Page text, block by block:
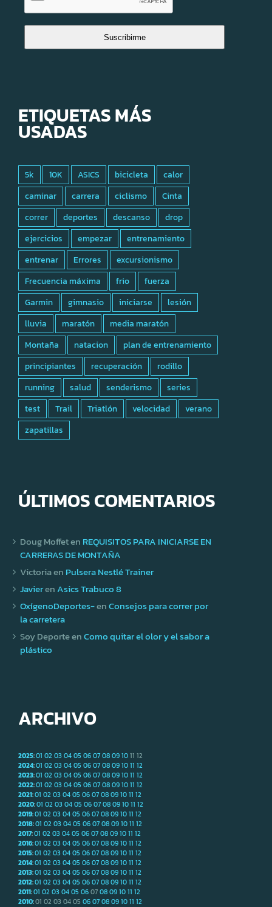
Suscribirme
ETIQUETAS MÁS
USADAS
5k 10K ASICS bicicleta
calor
caminar
carrera ciclismo
Cinta
correr
deportes descanso
drop
ejercicios
empezar
entrenamiento
entrenar
Errores
excursionismo
Frecuencia máxima
frio
fuerza
Garmin
gimnasio iniciarse
lesión
lluvia
maratón
media maratón
Montaña
natacion
plan de entrenamiento
principiantes
recuperación
rodillo
running
salud senderismo
series
test
Trail Triatlón velocidad
verano
zapatillas
ÚLTIMOS COMENTARIOS
Doug Moffeten REQUISITOS PARA INICIARSE EN
CARRERAS DE MONTAÑA
Victoriaen Pulsera Nestlé Trainer
JavierenAsics Trabuco 8
OxígenoDeportes-enConsejos para correr por
la carretera
Soy DeporteenComo quitar el olor y el sabor a
plástico
ARCHIVO
2025:01 02 030405060708091011 12
2024:01 02 030405060708091011 12
2023:01 02 030405060708091011 12
2022:01 02 030405060708091011 12
2021:01 02 030405060708091011 12
2020:01 02 030405060708091011 12
2019:01 02 030405060708091011 12
2018:01 02 030405060708091011 12
2017:01 02 030405060708091011 12
2016:01 02 030405060708091011 12
2015:01 02 030405060708091011 12
2014:01 02 030405060708091011 12
2013:01 02 030405060708091011 12
2012:01 02 030405060708091011 12
2011:01 02 030405060708091011 12
2010:01 02 03 0405 060708091011 12